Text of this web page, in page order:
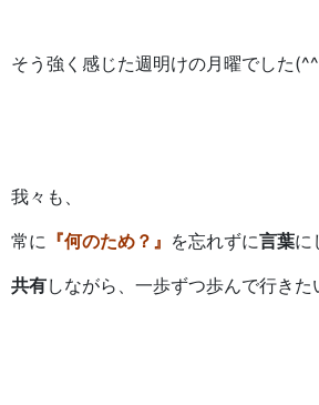
そう強く感じた週明けの月曜でした
我々も、
常に 『何のため？』 を忘れずに言葉に
共有しながら、一歩ずつ歩んで行きた